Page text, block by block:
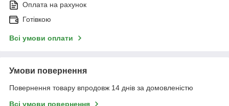
Оплата на рахунок
Готівкою
Всі умови оплати
Умови повернення
Повернення товару впродовж 14 днів за домовленістю
Всі умови повернення